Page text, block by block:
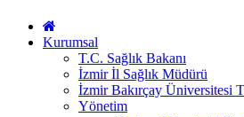
Kurumsal
T.C. Sağlık Bakanı
İzmir İl Sağlık Müdürü
İzmir Bakırçay Üniversitesi
Yönetim